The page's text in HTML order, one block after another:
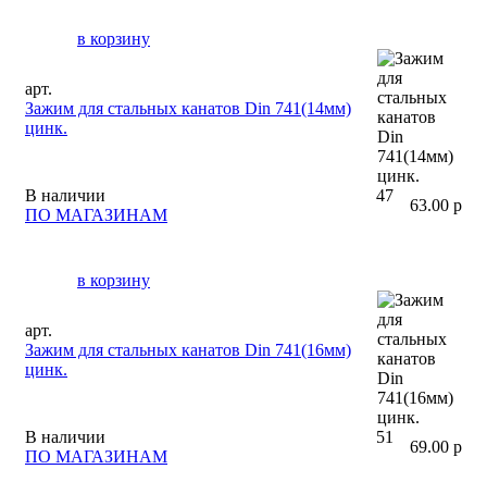
в корзину
арт.
Зажим для стальных канатов Din 741(14мм)
цинк.
В наличии
47
ПО МАГАЗИНАМ
63.00 р
в корзину
арт.
Зажим для стальных канатов Din 741(16мм)
цинк.
В наличии
51
ПО МАГАЗИНАМ
69.00 р